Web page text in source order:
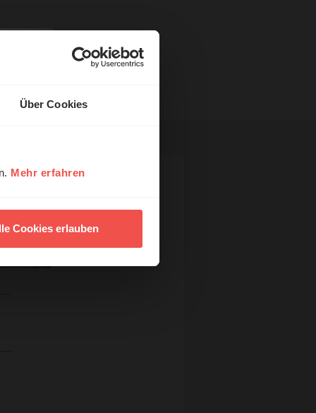
Über Cookies
Mehr erfahren
Cookies erlauben